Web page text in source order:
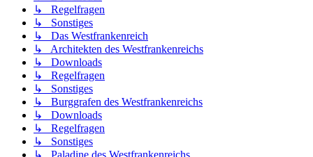
↳ Regelfragen
↳ Sonstiges
↳ Das Westfrankenreich
↳ Architekten des Westfrankenreichs
↳ Downloads
↳ Regelfragen
↳ Sonstiges
↳ Burggrafen des Westfrankenreichs
↳ Downloads
↳ Regelfragen
↳ Sonstiges